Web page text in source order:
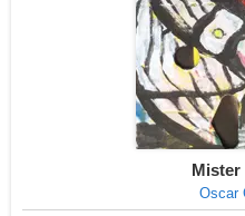
Mister
Oscar